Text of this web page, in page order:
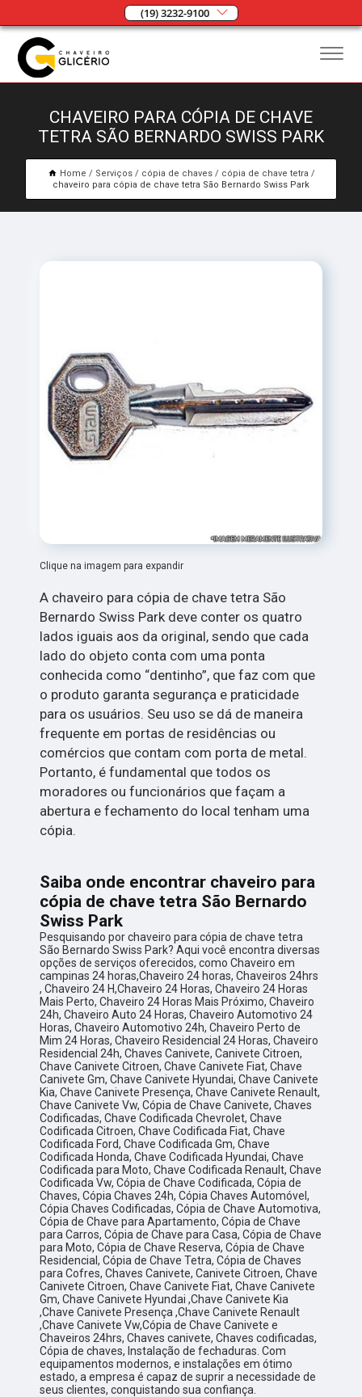
(19) 3232-9100
CHAVEIRO PARA CÓPIA DE CHAVE
TETRA SÃO BERNARDO SWISS PARK
Home Serviços cópia de chaves
cópia de chave tetra
chaveiro para cópia de chave tetra São Bernardo Swiss Park
Clique na imagem para expandir
A chaveiro para cópia de chave tetra São
Bernardo Swiss Park deve conter os quatro
lados iguais aos da original, sendo que cada
lado do objeto conta com uma ponta
conhecida como “dentinho”, que faz com que
o produto garanta segurança e praticidade
para os usuários. Seu uso se dá de maneira
frequente em portas de residências ou
comércios que contam com porta de metal.
Portanto, é fundamental que todos os
moradores ou funcionários que façam a
abertura e fechamento do local tenham uma
cópia.
Saiba onde encontrar chaveiro para
cópia de chave tetra São Bernardo
Swiss Park
Pesquisando por chaveiro para cópia de chave tetra
São Bernardo Swiss Park? Aqui você encontra diversas
opções de serviços oferecidos, como Chaveiro em
campinas 24 horas,Chaveiro 24 horas, Chaveiros 24hrs
, Chaveiro 24 H,Chaveiro 24 Horas, Chaveiro 24 Horas
Mais Perto, Chaveiro 24 Horas Mais Próximo, Chaveiro
24h, Chaveiro Auto 24 Horas, Chaveiro Automotivo 24
Horas, Chaveiro Automotivo 24h, Chaveiro Perto de
Mim 24 Horas, Chaveiro Residencial 24 Horas, Chaveiro
Residencial 24h, Chaves Canivete, Canivete Citroen,
Chave Canivete Citroen, Chave Canivete Fiat, Chave
Canivete Gm, Chave Canivete Hyundai, Chave Canivete
Kia, Chave Canivete Presença, Chave Canivete Renault,
Chave Canivete Vw, Cópia de Chave Canivete, Chaves
Codificadas, Chave Codificada Chevrolet, Chave
Codificada Citroen, Chave Codificada Fiat, Chave
Codificada Ford, Chave Codificada Gm, Chave
Codificada Honda, Chave Codificada Hyundai, Chave
Codificada para Moto, Chave Codificada Renault, Chave
Codificada Vw, Cópia de Chave Codificada, Cópia de
Chaves, Cópia Chaves 24h, Cópia Chaves Automóvel,
Cópia Chaves Codificadas, Cópia de Chave Automotiva,
Cópia de Chave para Apartamento, Cópia de Chave
para Carros, Cópia de Chave para Casa, Cópia de Chave
para Moto, Cópia de Chave Reserva, Cópia de Chave
Residencial, Cópia de Chave Tetra, Cópia de Chaves
para Cofres, Chaves Canivete, Canivete Citroen, Chave
Canivete Citroen, Chave Canivete Fiat, Chave Canivete
Gm, Chave Canivete Hyundai ,Chave Canivete Kia
,Chave Canivete Presença ,Chave Canivete Renault
,Chave Canivete Vw,Cópia de Chave Canivete e
Chaveiros 24hrs, Chaves canivete, Chaves codificadas,
Cópia de chaves, Instalação de fechaduras. Com
equipamentos modernos, e instalações em ótimo
estado, a empresa é capaz de suprir a necessidade de
seus clientes, conquistando sua confiança.